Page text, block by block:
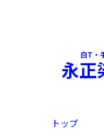
白T・
永正
トップ